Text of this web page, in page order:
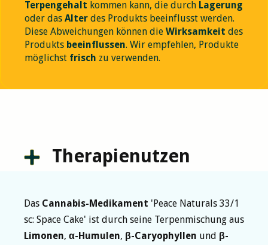
Terpengehalt kommen kann, die durch Lagerung
oder das Alter des Produkts beeinflusst werden.
Diese Abweichungen können die Wirksamkeit des
Produkts beeinflussen. Wir empfehlen, Produkte
möglichst frisch zu verwenden.
Therapienutzen
Das Cannabis-Medikament 'Peace Naturals 33/1
sc: Space Cake' ist durch seine Terpenmischung aus
Limonen, α-Humulen, β-Caryophyllen und β-